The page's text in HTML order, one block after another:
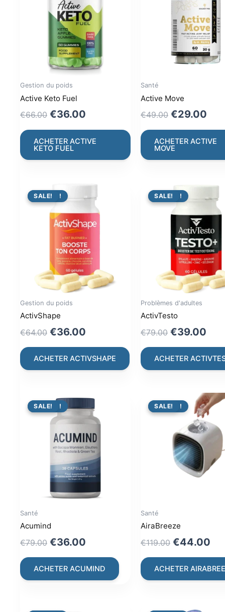
Gestion du poids
Active Keto Fuel
€66.00 Original
price
was:
€66.00.
€36.00
price
is:
ACHETER ACTIVE
KETO FUEL
Santé
Active Move
€49.00 Original
price
was:
€49.00.
€29.00
is:
ACHETER ACTIVE
MOVE
PROMO !
SALE!
Gestion du poids
ActivShape
€64.00 Original
price
was:
€64.00.
€36.00
price
is:
€36.00.
ACHETER ACTIVSHAPE
PROMO !
SALE!
Problèmes d'adultes
ActivTesto
€79.00 Original
price
was:
€79.00.
€39.00
is:
ACHETER
PROMO !
SALE!
Santé
Acumind
€79.00 Original
price
was:
€79.00.
€36.00
price
is:
€36.00.
ACHETER ACUMIND
PROMO !
SALE!
Santé
AiraBreeze
€119.00 Original
price
was:
€119.00.
€44.00
is:
ACHETER